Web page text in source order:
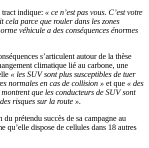
indique: « ce n’est pas vous. C’est votre
cela parce que rouler dans les zones
véhicule a des conséquences énormes
s’articulent autour de la thèse
climatique lié au carbone, une
« les SUV sont plus susceptibles de tuer
normales en cas de collision » et que « des
que les conducteurs de SUV sont
risques sur la route ».
prétendu succès de sa campagne au
qu’elle dispose de cellules dans 18 autres